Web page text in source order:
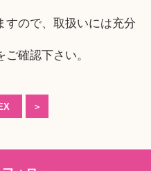
ので、取扱いには充分
確認下さい。
＞